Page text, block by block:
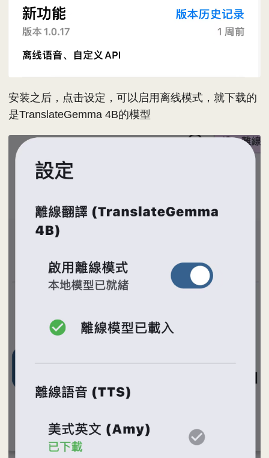
安装之后，点击设定，可以启用离线模式，就下载的
是TranslateGemma 4B的模型